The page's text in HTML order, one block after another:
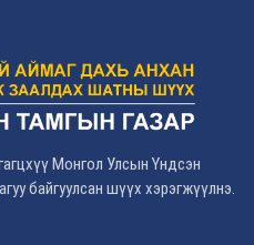
Монгол Улсын Үндсэн
байгуулсан шүүх хэрэгжүүлнэ.